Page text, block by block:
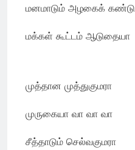
மனமாடும் அழகைக் கண்டு
மக்கள் கூட்டம் ஆடுதையா
முத்தான முத்துகுமரா
முருகையா வா வா வா
சீத்தாடும் செல்வகுமரா